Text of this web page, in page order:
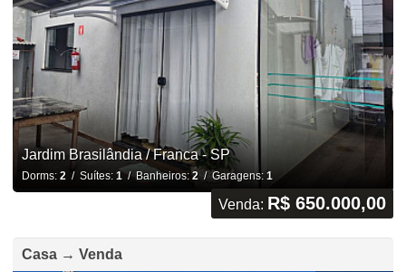
Jardim Brasilândia / Franca - SP
Dorms: 2/ Suítes: 1/ Banheiros:2/ Garagens: 1
Venda: R$ 650.000,00
Casa → Venda